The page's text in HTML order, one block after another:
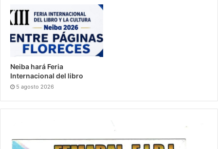
Neiba hará Feria
Internacional del libro
5 agosto 2026